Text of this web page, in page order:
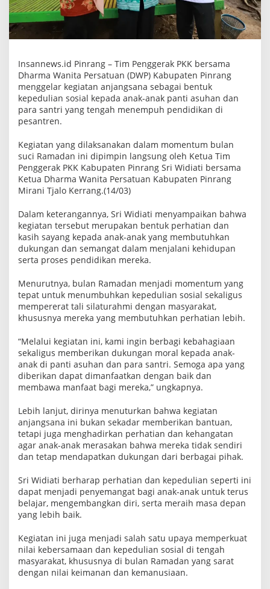
P
d
n
D
W
P
P
i
n
n
g
G
e
l
a
r
n
j
a
n
g
s
n
a
Insannews.id Pinrang – Tim Penggerak PKK bersama
Dharma Wanita Persatuan (DWP) Kabupaten Pinrang
menggelar kegiatan anjangsana sebagai bentuk
kepedulian sosial kepada anak-anak panti asuhan dan
para santri yang tengah menempuh pendidikan di
pesantren.
Kegiatan yang dilaksanakan dalam momentum bulan
suci Ramadan ini dipimpin langsung oleh Ketua Tim
Penggerak PKK Kabupaten Pinrang Sri Widiati bersama
Ketua Dharma Wanita Persatuan Kabupaten Pinrang
Mirani Tjalo Kerrang.(14/03)
Dalam keterangannya, Sri Widiati menyampaikan bahwa
kegiatan tersebut merupakan bentuk perhatian dan
kasih sayang kepada anak-anak yang membutuhkan
dukungan dan semangat dalam menjalani kehidupan
serta proses pendidikan mereka.
Menurutnya, bulan Ramadan menjadi momentum yang
tepat untuk menumbuhkan kepedulian sosial sekaligus
mempererat tali silaturahmi dengan masyarakat,
khususnya mereka yang membutuhkan perhatian lebih.
“Melalui kegiatan ini, kami ingin berbagi kebahagiaan
sekaligus memberikan dukungan moral kepada anak-
anak di panti asuhan dan para santri. Semoga apa yang
diberikan dapat dimanfaatkan dengan baik dan
membawa manfaat bagi mereka,” ungkapnya.
Lebih lanjut, dirinya menuturkan bahwa kegiatan
anjangsana ini bukan sekadar memberikan bantuan,
tetapi juga menghadirkan perhatian dan kehangatan
agar anak-anak merasakan bahwa mereka tidak sendiri
dan tetap mendapatkan dukungan dari berbagai pihak.
Sri Widiati berharap perhatian dan kepedulian seperti ini
dapat menjadi penyemangat bagi anak-anak untuk terus
belajar, mengembangkan diri, serta meraih masa depan
yang lebih baik.
Kegiatan ini juga menjadi salah satu upaya memperkuat
nilai kebersamaan dan kepedulian sosial di tengah
masyarakat, khususnya di bulan Ramadan yang sarat
dengan nilai keimanan dan kemanusiaan.